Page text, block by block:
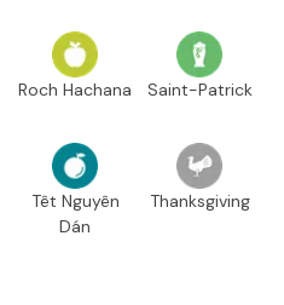
Roch Hachana Saint-Patrick
Têt Nguyên
Dán
Thanksgiving